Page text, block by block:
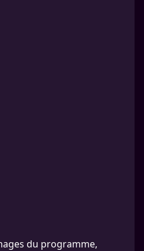
du programme,